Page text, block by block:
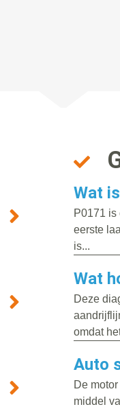
Wat
P0171 is
eerste
is...
Wat
Deze
omdat
Auto
De
middel